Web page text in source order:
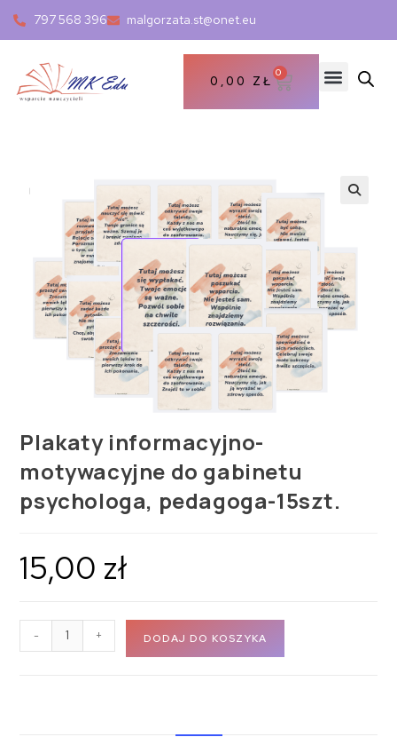
797 568 396 malgorzata.st@onet.eu
0,00 ZŁ
0
Plakaty informacyjno-
motywacyjne do gabinetu
psychologa, pedagoga-15szt.
15,00 zł
- + DODAJ DO KOSZYKA